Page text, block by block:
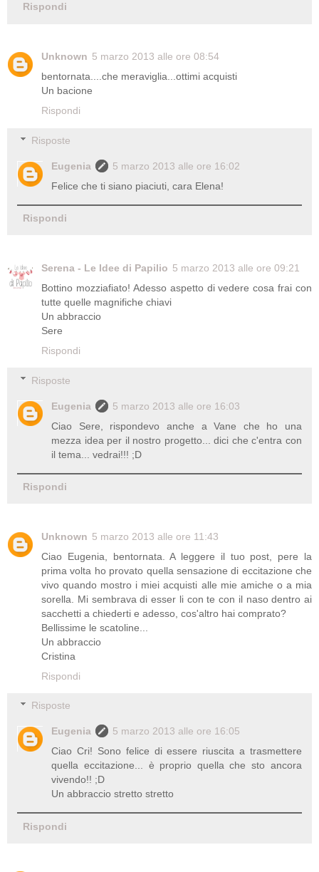
Rispondi
Unknown 5 marzo 2013 alle ore 08:54
bentornata....che meraviglia...ottimi acquisti
Un bacione
Rispondi
Risposte
Eugenia
5 marzo 2013 alle ore 16:02
Felice che ti siano piaciuti, cara Elena!
Rispondi
Serena - Le Idee di Papilio 5 marzo 2013 alle ore 09:21
Bottino mozziafiato! Adesso aspetto di vedere cosa frai con
tutte quelle magnifiche chiavi
Un abbraccio
Sere
Rispondi
Risposte
Eugenia
5 marzo 2013 alle ore 16:03
Ciao Sere, rispondevo anche a Vane che ho una
mezza idea per il nostro progetto... dici che c'entra con
il tema... vedrai!!! ;D
Rispondi
Unknown 5 marzo 2013 alle ore 11:43
Ciao Eugenia, bentornata. A leggere il tuo post, pere la
prima volta ho provato quella sensazione di eccitazione che
vivo quando mostro i miei acquisti alle mie amiche o a mia
sorella. Mi sembrava di esser li con te con il naso dentro ai
sacchetti a chiederti e adesso, cos'altro hai comprato?
Bellissime le scatoline...
Un abbraccio
Cristina
Rispondi
Risposte
Eugenia
5 marzo 2013 alle ore 16:05
Ciao Cri! Sono felice di essere riuscita a trasmettere
quella eccitazione... è proprio quella che sto ancora
vivendo!! ;D
Un abbraccio stretto stretto
Rispondi